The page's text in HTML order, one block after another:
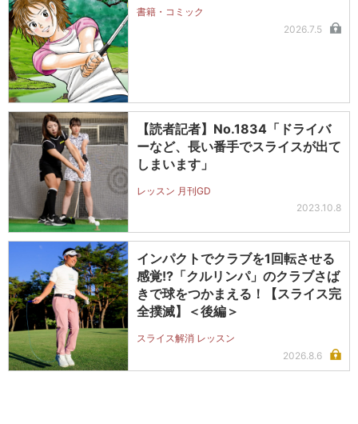
書籍・コミック
2026.7.5
【読者記者】No.1834「ドライバ
ーなど、長い番手でスライスが出て
しまいます」
レッスン 月刊GD
2023.10.8
インパクトでクラブを1回転させる
感覚!?「クルリンパ」のクラブさば
きで球をつかまえる！【スライス完
全撲滅】＜後編＞
スライス解消 レッスン
2026.8.6